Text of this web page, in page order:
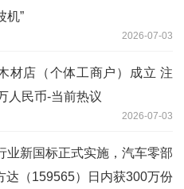
机”
2026-07-03
材店（个体工商户）成立 注
人民币-当前热议
2026-07-03
业新国标正式实施，汽车零部
达（159565）日内获300万份